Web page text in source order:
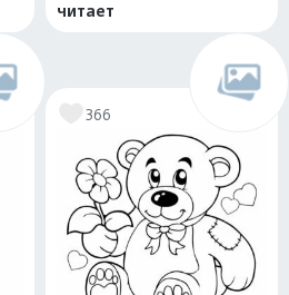
читает
366